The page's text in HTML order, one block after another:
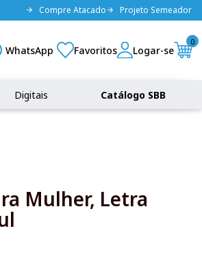
Compre Atacado Projeto Semeador
0
Digitais Catálogo SBB
Mulher, Letra